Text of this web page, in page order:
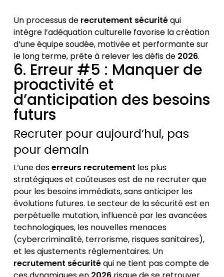
Un processus de recrutement sécuritéqui
intègre l’adéquation culturelle favorise la création
d’une équipe soudée, motivée et performante sur
le long terme, prête à relever les défis de 2026.
6. Erreur #5 : Manquer de
proactivité et
d’anticipation des besoins
futurs
Recruter pour aujourd’hui, pas
pour demain
L’une deserreurs recrutement les plus
stratégiques et coûteuses est de ne recruter que
pour les besoins immédiats, sans anticiper les
évolutions futures. Le secteur de la sécurité est en
perpétuelle mutation, influencé par les avancées
technologiques, les nouvelles menaces
(cybercriminalité, terrorisme, risques sanitaires),
et les ajustements réglementaires. Un
recrutement sécuritéqui ne tient pas compte de